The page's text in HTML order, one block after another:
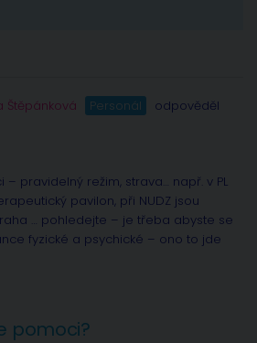
Štěpánková Personál
odpověděl
pravidelný režim, strava… např. v PL
pavilon, při NUDZ jsou
… pohledejte – je třeba abyste se
fyzické a psychické – ono to jde
pomoci?